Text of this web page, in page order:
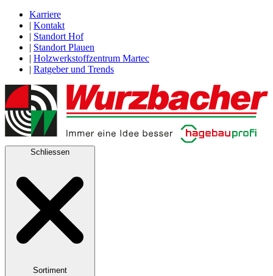
Karriere
| Kontakt
| Standort Hof
| Standort Plauen
| Holzwerkstoffzentrum Martec
| Ratgeber und Trends
Schliessen
Sortiment